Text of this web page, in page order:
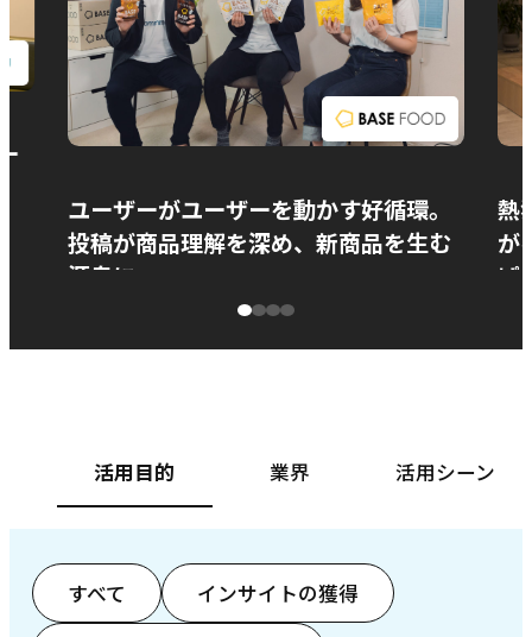
ユーザーがユーザーを動かす好循環。
投稿が商品理解を深め、新商品を生む
源泉に
熱
が
ぱ
活用目的 業界 活用シーン
すべて インサイトの獲得